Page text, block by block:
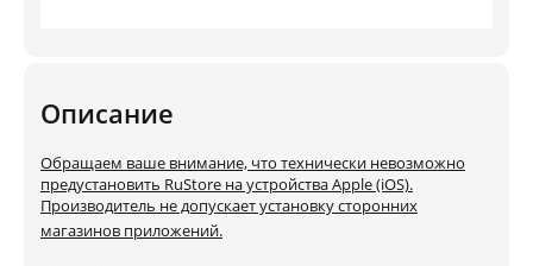
Описание
Обращаем ваше внимание, что технически невозможно
предустановить RuStore на устройства Apple (iOS).
Производитель не допускает установку сторонних
магазинов приложений.